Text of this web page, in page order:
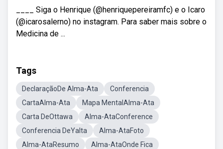
____ Siga o Henrique (@henriquepereiramfc) e o Icaro
(@icarosalerno) no instagram. Para saber mais sobre o
Medicina de ...
Tags
DeclaraçãoDe Alma-Ata
Conferencia
CartaAlma-Ata
Mapa MentalAlma-Ata
Carta DeOttawa
Alma-AtaConference
Conferencia DeYalta
Alma-AtaFoto
Alma-AtaResumo
Alma-AtaOnde Fica